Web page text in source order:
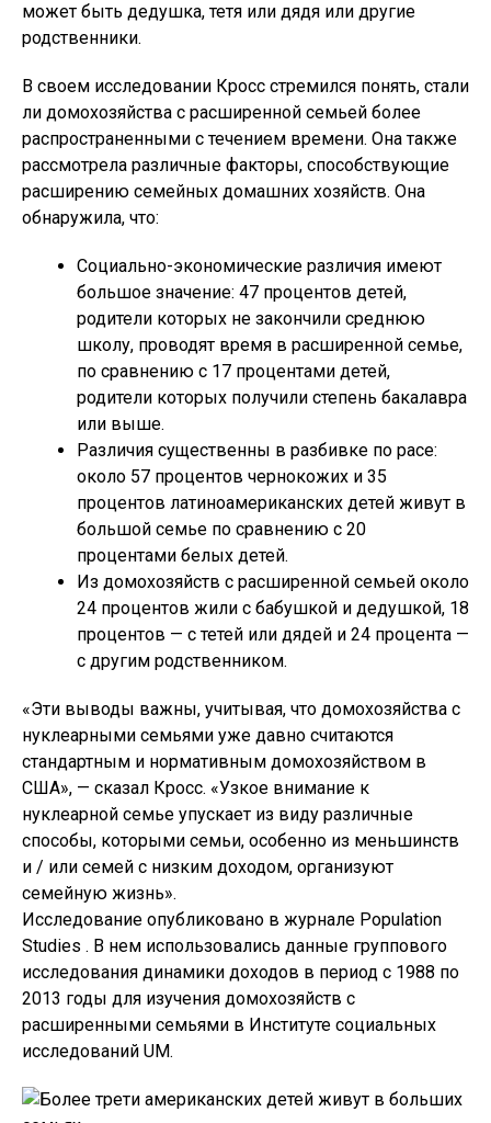
может быть дедушка, тетя или дядя или другие
родственники.
В своем исследовании Кросс стремился понять, стали
ли домохозяйства с расширенной семьей более
распространенными с течением времени. Она также
рассмотрела различные факторы, способствующие
расширению семейных домашних хозяйств. Она
обнаружила, что:
Социально-экономические различия имеют
большое значение: 47 процентов детей,
родители которых не закончили среднюю
школу, проводят время в расширенной семье,
по сравнению с 17 процентами детей,
родители которых получили степень бакалавра
или выше.
Различия существенны в разбивке по расе:
около 57 процентов чернокожих и 35
процентов латиноамериканских детей живут в
большой семье по сравнению с 20
процентами белых детей.
Из домохозяйств с расширенной семьей около
24 процентов жили с бабушкой и дедушкой, 18
процентов — с тетей или дядей и 24 процента —
с другим родственником.
«Эти выводы важны, учитывая, что домохозяйства с
нуклеарными семьями уже давно считаются
стандартным и нормативным домохозяйством в
США», — сказал Кросс. «Узкое внимание к
нуклеарной семье упускает из виду различные
способы, которыми семьи, особенно из меньшинств
и / или семей с низким доходом, организуют
семейную жизнь».
Исследование опубликовано в журнале Population
Studies . В нем использовались данные группового
исследования динамики доходов в период с 1988 по
2013 годы для изучения домохозяйств с
расширенными семьями в Институте социальных
исследований UM.